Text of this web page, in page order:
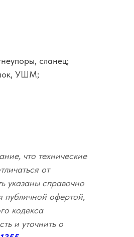
сланец;
УШМ;
что технические
от
указаны справочно
публичной офертой,
кодекса
и уточнить о